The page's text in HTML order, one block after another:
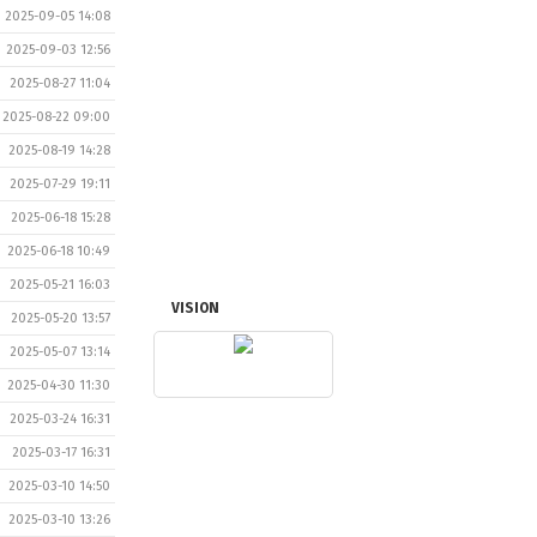
2025-09-05 14:08
2025-09-03 12:56
2025-08-27 11:04
2025-08-22 09:00
2025-08-19 14:28
2025-07-29 19:11
2025-06-18 15:28
2025-06-18 10:49
2025-05-21 16:03
2025-05-20 13:57
2025-05-07 13:14
2025-04-30 11:30
2025-03-24 16:31
2025-03-17 16:31
2025-03-10 14:50
2025-03-10 13:26
VISION